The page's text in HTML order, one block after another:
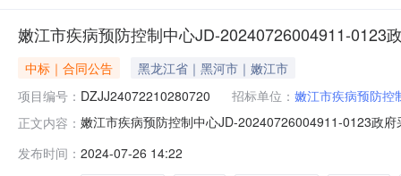
嫩江市疾病预防控制中心JD-20240726004911-0123
中标｜合同公告
黑龙江省｜黑河市｜嫩江市
项目编号： DZJJ24072210280720 招标单位： 嫩江市疾病预防控
正文内容： 嫩江市疾病预防控制中心JD-20240726004911-0123政
式：18345976648供应商(乙方)：哈尔滨科豪生物科技
发布时间： 2024-07-26 14:22